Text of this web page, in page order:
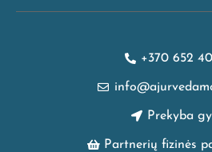
+370 652
Prekyba
Partnerių fizinės